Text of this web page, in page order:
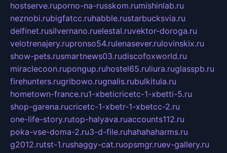
hostserve.ruporno-na-russkom.rumishinlab.ru
neznobi.rubigfatcc.ruhabble.rustarbucksvia.ru
delfinet.rusilvernano.ruelestal.ruvektor-doroga.ru
velotrenajery.rupronso54.rulenasever.rulovinskix.ru
show-pets.rusmartnews03.rudiscofoxworld.ru
miraclecoon.rupongup.ruhostel65.ruliura.ruglasspb.ru
firehunters.rugribowo.rugnalis.rubulkitula.ru
hometown-france.ru1-xbeticricetc-1-xbetti-5.ru
shop-garena.rucricetc-1-xbetr-1-xbetcc-2.ru
one-life-story.rutop-halyava.ruaccounts112.ru
poka-vse-doma-2.ru3-d-file.ruhahahaharms.ru
g2012.rutst-1.rushaggy-cat.ruopsmgr.ruev-gallery.ru